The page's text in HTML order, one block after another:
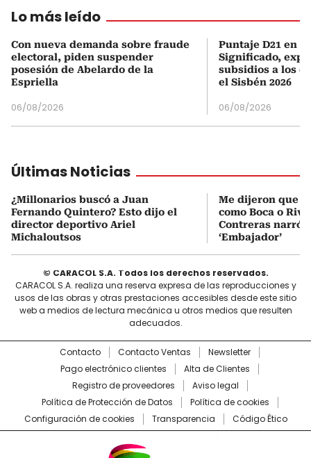
Lo más leído
Con nueva demanda sobre fraude
electoral, piden suspender
posesión de Abelardo de la
Espriella
06/08/2026
Puntaje D21 en
Significado,
subsidios a los
el Sisbén 2026
06/08/2026
Últimas Noticias
¿Millonarios buscó a Juan
Fernando Quintero? Esto dijo el
director deportivo Ariel
Michaloutsos
Me dijeron que
como Boca o
Contreras narró
‘Embajador’
© CARACOL S.A. Todos los derechos reservados.
CARACOL S.A. realiza una reserva expresa de las reproducciones y
usos de las obras y otras prestaciones accesibles desde este sitio
web a medios de lectura mecánica u otros medios que resulten
adecuados.
Contacto Contacto Ventas
Newsletter
Pago electrónico clientes
Alta de Clientes
Registro de proveedores
Aviso legal
Política de Protección de Datos
Política de cookies
Configuración de cookies
Transparencia Código Ético